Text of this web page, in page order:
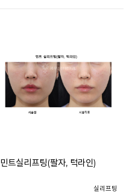
민트실리프팅(팔자, 턱라인)
실리프팅